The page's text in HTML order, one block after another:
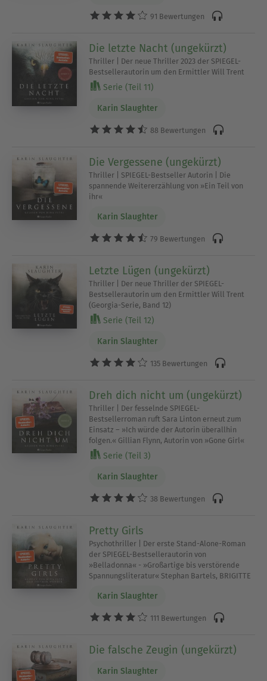
91 Bewertungen
Die letzte Nacht (ungekürzt)
Thriller | Der neue Thriller 2023 der SPIEGEL-
Bestsellerautorin um den Ermittler Will Trent
Serie (Teil 11)
Karin Slaughter
88 Bewertungen
Die Vergessene (ungekürzt)
Thriller | SPIEGEL-Bestseller Autorin | Die
spannende Weitererzählung von »Ein Teil von
ihr«
Karin Slaughter
79 Bewertungen
Letzte Lügen (ungekürzt)
Thriller | Der neue Thriller der SPIEGEL-
Bestsellerautorin um den Ermittler Will Trent
(Georgia-Serie, Band 12)
Serie (Teil 12)
Karin Slaughter
135 Bewertungen
Dreh dich nicht um (ungekürzt)
Thriller | Der fesselnde SPIEGEL-
Bestsellerroman ruft Sara Linton erneut zum
Einsatz – »Ich würde der Autorin überallhin
folgen.« Gillian Flynn, Autorin von »Gone Girl«
Serie (Teil 3)
Karin Slaughter
38 Bewertungen
Pretty Girls
Psychothriller | Der erste Stand-Alone-Roman
der SPIEGEL-Bestsellerautorin von
»Belladonna« - »Großartige bis verstörende
Spannungsliteratur« Stephan Bartels, BRIGITTE
Karin Slaughter
111 Bewertungen
Die falsche Zeugin (ungekürzt)
Karin Slaughter